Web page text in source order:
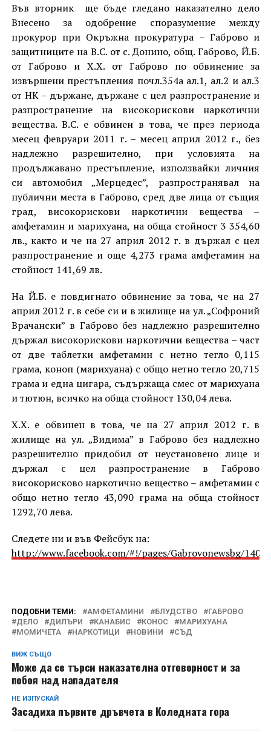
Във вторник ще бъде гледано наказателно дело
Внесено за одобрение споразумение между
прокурор при Окръжна прокуратура – Габрово и
защитниците на В.С. от с. Донино, общ. Габрово, Й.Б.
от Габрово и Х.Х. от Габрово по обвинение за
извършени престъпления почл.354а ал.1, ал.2 и ал.3
от НК – държане, държане с цел разпространение и
разпространение на високорискови наркотични
вещества. В.С. е обвинен в това, че през периода
месец февруари 2011 г. – месец април 2012 г., без
надлежно разрешително, при условията на
продължавано престъпление, използвайки личния
си автомобил „Мерцедес”, разпространявал на
публични места в Габрово, сред две лица от същия
град, високорискови наркотични вещества –
амфетамин и марихуана, на обща стойност 3 354,60
лв., както и че на 27 април 2012 г. в държал с цел
разпространение и още 4,273 грама амфетамин на
стойност 141,69 лв.
На Й.Б. е повдигнато обвинение за това, че на 27
април 2012 г. в себе си и в жилище на ул. „Софроний
Врачански” в Габрово без надлежно разрешително
държал високорискови наркотични вещества – част
от две таблетки амфетамин с нетно тегло 0,115
грама, коноп (марихуана) с общо нетно тегло 20,715
грама и една цигара, съдържаща смес от марихуана
и тютюн, всичко на обща стойност 130,04 лева.
Х.Х. е обвинен в това, че на 27 април 2012 г. в
жилище на ул. „Видима” в Габрово без надлежно
разрешително придобил от неустановено лице и
държал с цел разпространение в Габрово
високорисково наркотично вещество – амфетамин с
общо нетно тегло 43,090 грама на обща стойност
1292,70 лева.
Следете ни и във Фейсбук на:
http://www.facebook.com/#!/pages/Gabrovonewsbg/
ПОДОБНИ ТЕМИ: АМФЕТАМИНИ БЛУДСТВО
ГАБРОВО
ДЕЛО
ДИЛЪРИ КАНАБИС КОНОС
МАРИХУАНА
МОМИЧЕТА
НАРКОТИЦИ НОВИНИ СЪД
ВИЖ СЪЩО
Може да се търси наказателна отговорност и за
побоя над нападателя
НЕ ИЗПУСКАЙ
Засадиха първите дръвчета в Коледната гора